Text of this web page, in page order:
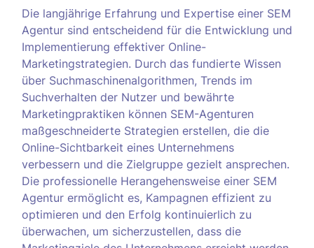
Die langjährige Erfahrung und Expertise einer SEM
Agentur sind entscheidend für die Entwicklung und
Implementierung effektiver Online-
Marketingstrategien. Durch das fundierte Wissen
über Suchmaschinenalgorithmen, Trends im
Suchverhalten der Nutzer und bewährte
Marketingpraktiken können SEM-Agenturen
maßgeschneiderte Strategien erstellen, die die
Online-Sichtbarkeit eines Unternehmens
verbessern und die Zielgruppe gezielt ansprechen.
Die professionelle Herangehensweise einer SEM
Agentur ermöglicht es, Kampagnen effizient zu
optimieren und den Erfolg kontinuierlich zu
überwachen, um sicherzustellen, dass die